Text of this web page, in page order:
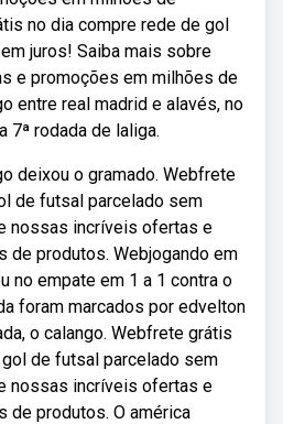
no dia compre rede de gol
juros! Saiba mais sobre
e promoções em milhões de
entre real madrid e alavés, no
7ª rodada de laliga.
deixou o gramado. Webfrete
de futsal parcelado sem
nossas incríveis ofertas e
de produtos. Webjogando em
no empate em 1 a 1 contra o
foram marcados por edvelton
o calango. Webfrete grátis
de futsal parcelado sem
nossas incríveis ofertas e
de produtos. O américa